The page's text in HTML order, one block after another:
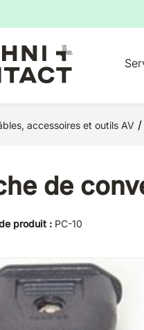
accessoires et outils AV /
de
produit : PC-10